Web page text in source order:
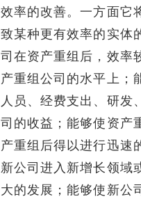
效率的改善。一方面它
致某种更有效率的实体
司在资产重组后，效率
产重组公司的水平上；
人员、经费支出、研发
司的收益；能够使资产
产重组后得以进行迅速
新公司进入新增长领域
大的发展；能够使新公